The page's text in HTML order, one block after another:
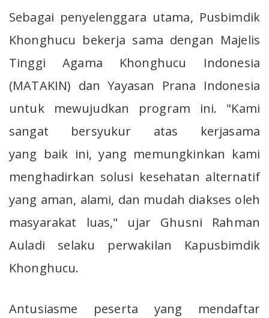
Sebagai penyelenggara utama, Pusbimdik
Khonghucu bekerja sama dengan Majelis
Tinggi Agama Khonghucu Indonesia
(MATAKIN) dan Yayasan Prana Indonesia
untuk mewujudkan program ini. "Kami
sangat bersyukur atas kerjasama
yang baik ini, yang memungkinkan kami
menghadirkan solusi kesehatan alternatif
yang aman, alami, dan mudah diakses oleh
masyarakat luas," ujar Ghusni Rahman
Auladi selaku perwakilan Kapusbimdik
Khonghucu.
Antusiasme peserta yang mendaftar